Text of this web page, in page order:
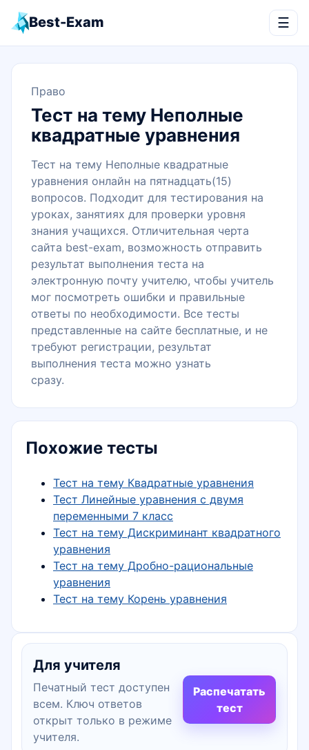
Best-Exam ☰
Право
Тест на тему Неполные
квадратные уравнения
Тест на тему Неполные квадратные
уравнения онлайн на пятнадцать(15)
вопросов. Подходит для тестирования на
уроках, занятиях для проверки уровня
знания учащихся. Отличительная черта
сайта best-exam, возможность отправить
результат выполнения теста на
электронную почту учителю, чтобы учитель
мог посмотреть ошибки и правильные
ответы по необходимости. Все тесты
представленные на сайте бесплатные, и не
требуют регистрации, результат
выполнения теста можно узнать
сразу.
Похожие тесты
Тест на тему Квадратные уравнения
Тест Линейные уравнения с двумя
переменными 7 класс
Тест на тему Дискриминант квадратного
уравнения
Тест на тему Дробно-рациональные
уравнения
Тест на тему Корень уравнения
Для учителя
Печатный тест доступен
всем. Ключ ответов
открыт только в режиме
учителя.
Распечатать
тест